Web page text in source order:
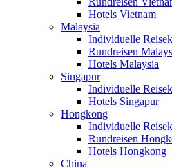
Hotels Vietnam
Malaysia
Individuelle
Rundreisen
Hotels Malaysia
Singapur
Individuelle
Hotels Singapur
Hongkong
Individuelle
Rundreisen
Hotels Hongkong
China